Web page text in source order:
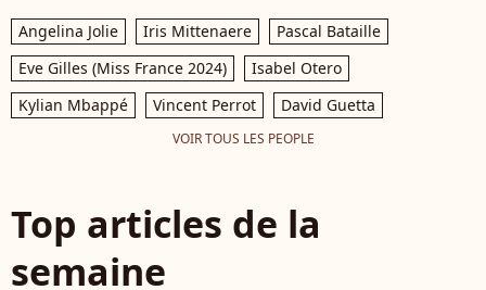
Angelina Jolie Iris Mittenaere
Pascal Bataille
Eve Gilles (Miss France 2024)
Isabel Otero
Kylian Mbappé
Vincent Perrot David Guetta
VOIR TOUS LES PEOPLE
Top articles de la
semaine